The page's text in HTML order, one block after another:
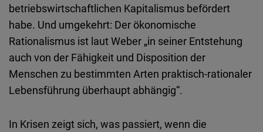
betriebswirtschaftlichen Kapitalismus befördert
habe. Und umgekehrt: Der ökonomische
Rationalismus ist laut Weber „in seiner Entstehung
auch von der Fähigkeit und Disposition der
Menschen zu bestimmten Arten praktisch-rationaler
Lebensführung überhaupt abhängig“.
In Krisen zeigt sich, was passiert, wenn die